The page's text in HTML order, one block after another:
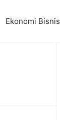
Ekonomi Bisnis